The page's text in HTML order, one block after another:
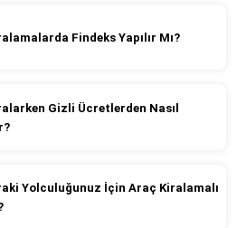
Findeks Yapılır Mı?
Gizli Ücretlerden Nasıl
Yolculuğunuz İçin Araç Kiralamalı